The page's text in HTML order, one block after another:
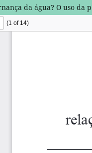
da água? O uso